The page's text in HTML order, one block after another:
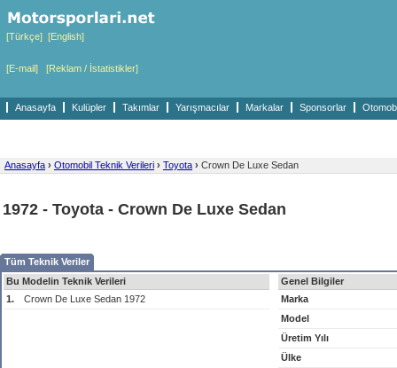
[Türkçe] [English]
[E-mail] [Reklam / İstatistikler]
Anasayfa Kulüpler Takımlar Yarışmacılar Markalar Sponsorlar
Anasayfa › Otomobil Teknik Verileri › Toyota › Crown De Luxe Sedan
1972 - Toyota - Crown De Luxe Sedan
Tüm Teknik Veriler
Bu Modelin Teknik Verileri
1.
Crown De Luxe Sedan 1972
Genel Bilgiler
Marka
Model
Üretim Yılı
Ülke